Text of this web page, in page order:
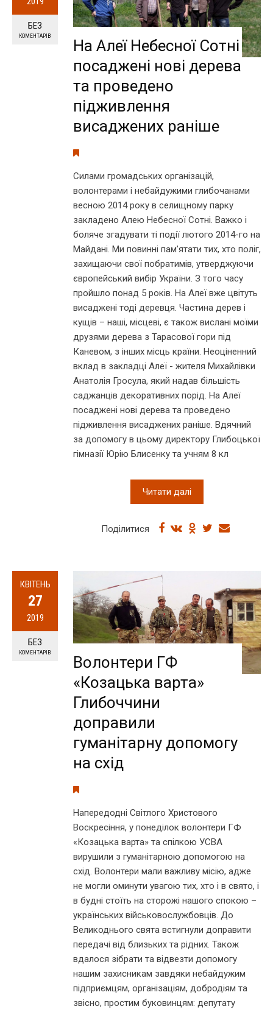
БЕЗ
КОМЕНТАРІВ
На Алеї Небесної Сотні
посаджені нові дерева
та проведено
підживлення
висаджених раніше
Силами громадських організацій,
волонтерами і небайдужими глибочанами
весною 2014 року в селищному парку
закладено Алею Небесної Сотні. Важко і
боляче згадувати ті події лютого 2014-го на
Майдані. Ми повинні пам’ятати тих, хто поліг,
захищаючи свої побратимів, утверджуючи
європейський вибір України. З того часу
пройшло понад 5 років. На Алеї вже цвітуть
висаджені тоді деревця. Частина дерев і
кущів – наші, місцеві, є також вислані моїми
друзями дерева з Тарасової гори під
Каневом, з інших місць країни. Неоціненний
вклад в закладці Алеї - жителя Михайлівки
Анатолія Гросула, який надав більшість
саджанців декоративних порід. На Алеї
посаджені нові дерева та проведено
підживлення висаджених раніше. Вдячний
за допомогу в цьому директору Глибоцької
гімназії Юрію Блисенку та учням 8 кл
Читати далі
Поділитися
КВІТЕНЬ
27
2019
БЕЗ
КОМЕНТАРІВ
Волонтери ГФ
«Козацька варта»
Глибоччини
доправили
гуманітарну допомогу
на схід
Напередодні Світлого Христового
Воскресіння, у понеділок волонтери ГФ
«Козацька варта» та спілкою УСВА
вирушили з гуманітарною допомогою на
схід. Волонтери мали важливу місію, адже
не могли оминути увагою тих, хто і в свято, і
в будні стоїть на сторожі нашого спокою –
українських військовослужбовців. До
Великоднього свята встигнули доправити
передачі від близьких та рідних. Також
вдалося зібрати та відвезти допомогу
нашим захисникам завдяки небайдужим
підприємцям, організаціям, добродіям та
звісно, простим буковинцям: депутату